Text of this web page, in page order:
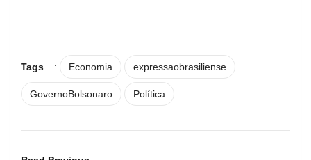
Tags : Economia expressaobrasiliense
GovernoBolsonaro Política